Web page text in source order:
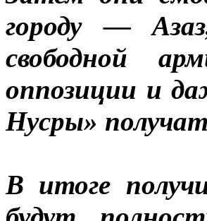
городу —
свободной
оппозиции и
Нусры»
В итоге